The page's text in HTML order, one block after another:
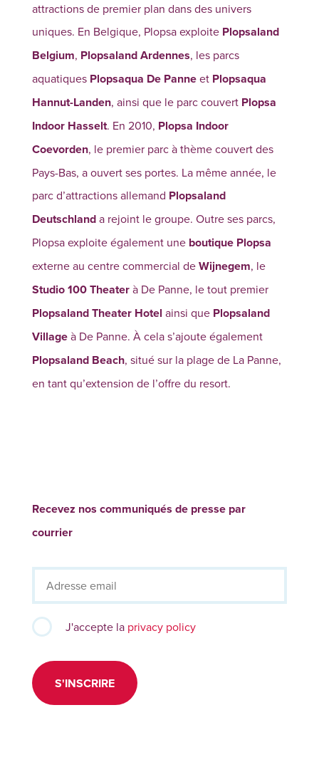
attractions de premier plan dans des univers
uniques. En Belgique, Plopsa exploite Plopsaland
Belgium, Plopsaland Ardennes, les parcs
aquatiques Plopsaqua De Panneet Plopsaqua
Hannut-Landen, ainsi que le parc couvert Plopsa
Indoor Hasselt. En 2010, Plopsa Indoor
Coevorden, le premier parc à thème couvert des
Pays-Bas, a ouvert ses portes. La même année, le
parc d’attractions allemand Plopsaland
Deutschlanda rejoint le groupe. Outre ses parcs,
Plopsa exploite également une boutique Plopsa
externe au centre commercial deWijnegem, le
Studio 100 Theaterà De Panne, le tout premier
Plopsaland Theater Hotel ainsi que Plopsaland
Villageà De Panne. À cela s’ajoute également
Plopsaland Beach, situé sur la plage de La Panne,
en tant qu’extension de l’offre du resort.
Recevez nos communiqués de presse par
courrier
J'accepte la privacy policy
S'INSCRIRE